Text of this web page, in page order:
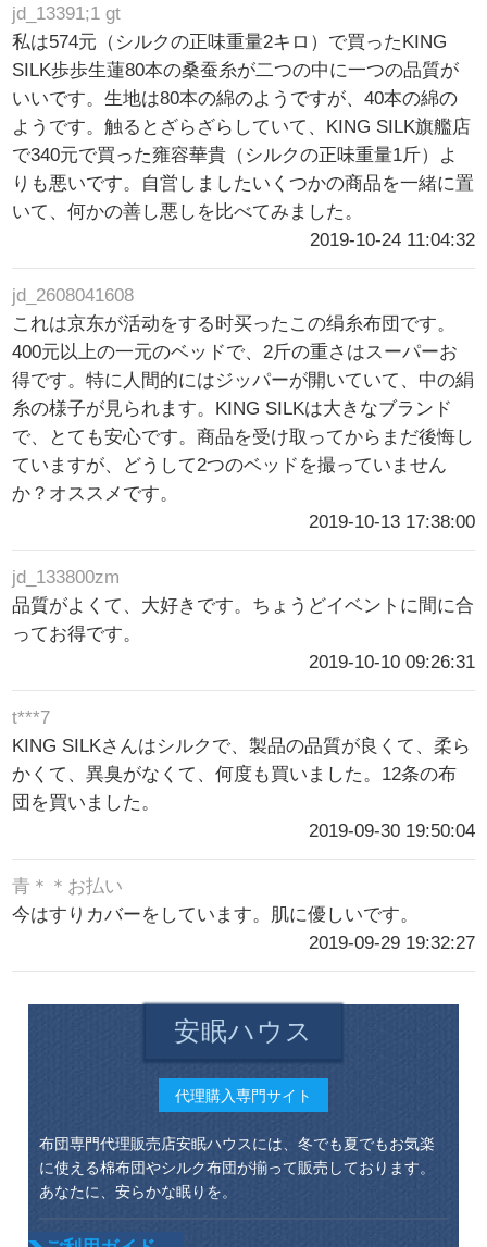
jd_13391;1 gt
私は574元（シルクの正味重量2キロ）で買ったKING
SILK歩歩生蓮80本の桑蚕糸が二つの中に一つの品質が
いいです。生地は80本の綿のようですが、40本の綿の
ようです。触るとざらざらしていて、KING SILK旗艦店
で340元で買った雍容華貴（シルクの正味重量1斤）よ
りも悪いです。自営しましたいくつかの商品を一緒に置
いて、何かの善し悪しを比べてみました。
2019-10-24 11:04:32
jd_2608041608
これは京东が活动をする时买ったこの绢糸布団です。
400元以上の一元のベッドで、2斤の重さはスーパーお
得です。特に人間的にはジッパーが開いていて、中の絹
糸の様子が見られます。KING SILKは大きなブランド
で、とても安心です。商品を受け取ってからまだ後悔し
ていますが、どうして2つのベッドを撮っていません
か？オススメです。
2019-10-13 17:38:00
jd_133800zm
品質がよくて、大好きです。ちょうどイベントに間に合
ってお得です。
2019-10-10 09:26:31
t***7
KING SILKさんはシルクで、製品の品質が良くて、柔ら
かくて、異臭がなくて、何度も買いました。12条の布
団を買いました。
2019-09-30 19:50:04
青＊＊お払い
今はすりカバーをしています。肌に優しいです。
2019-09-29 19:32:27
安眠ハウス
代理購入専門サイト
布団専門代理販売店安眠ハウスには、冬でも夏でもお気楽
に使える棉布団やシルク布団が揃って販売しております。
あなたに、安らかな眠りを。